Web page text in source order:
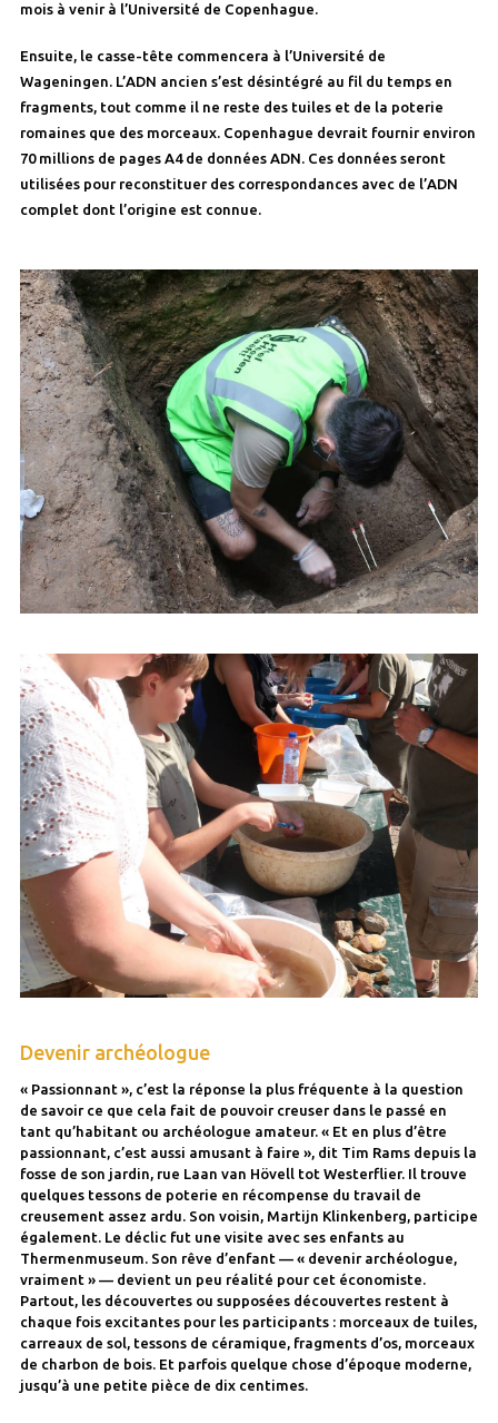
mois à venir à l’Université de Copenhague.
Ensuite, le casse-tête commencera à l’Université de
Wageningen. L’ADN ancien s’est désintégré au fil du temps en
fragments, tout comme il ne reste des tuiles et de la poterie
romaines que des morceaux. Copenhague devrait fournir environ
70 millions de pages A4 de données ADN. Ces données seront
utilisées pour reconstituer des correspondances avec de l’ADN
complet dont l’origine est connue.
Devenir archéologue
« Passionnant », c’est la réponse la plus fréquente à la question
de savoir ce que cela fait de pouvoir creuser dans le passé en
tant qu’habitant ou archéologue amateur. « Et en plus d’être
passionnant, c’est aussi amusant à faire », dit Tim Rams depuis la
fosse de son jardin, rue Laan van Hövell tot Westerflier. Il trouve
quelques tessons de poterie en récompense du travail de
creusement assez ardu. Son voisin, Martijn Klinkenberg, participe
également. Le déclic fut une visite avec ses enfants au
Thermenmuseum. Son rêve d’enfant — « devenir archéologue,
vraiment » — devient un peu réalité pour cet économiste.
Partout, les découvertes ou supposées découvertes restent à
chaque fois excitantes pour les participants : morceaux de tuiles,
carreaux de sol, tessons de céramique, fragments d’os, morceaux
de charbon de bois. Et parfois quelque chose d’époque moderne,
jusqu’à une petite pièce de dix centimes.